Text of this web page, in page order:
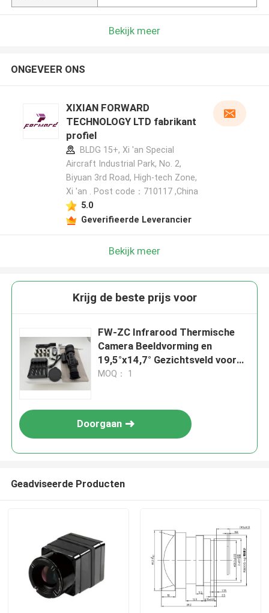
Bekijk meer
ONGEVEER ONS
XIXIAN FORWARD
TECHNOLOGY LTD fabrikant
profiel
BLDG 15+, Xi 'an Special
Aircraft Industrial Park, No. 2,
Biyuan 3rd Road, High-tech Zone,
Xi 'an . Post code：710117 ,China
5.0
Geverifieerde Leverancier
Bekijk meer
Krijg de beste prijs voor
FW-ZC Infrarood Thermische
Camera Beeldvorming en
19,5°x14,7° Gezichtsveld voor
Nauwkeurige Metingen
MOQ： 1
Doorgaan
Geadviseerde Producten